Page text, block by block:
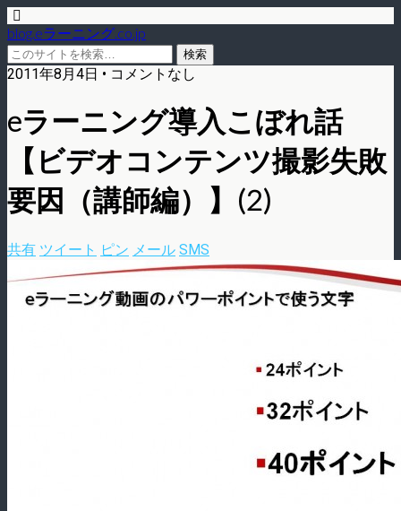
blog.eラーニング.co.jp
2011年8月4日 • コメントなし
eラーニング導入こぼれ話
【ビデオコンテンツ撮影失敗
要因（講師編）】(2)
共有 ツイート ピン メール SMS